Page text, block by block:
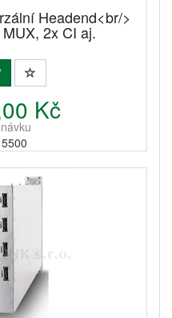
Headend<br/>
2x CI aj.
Kč